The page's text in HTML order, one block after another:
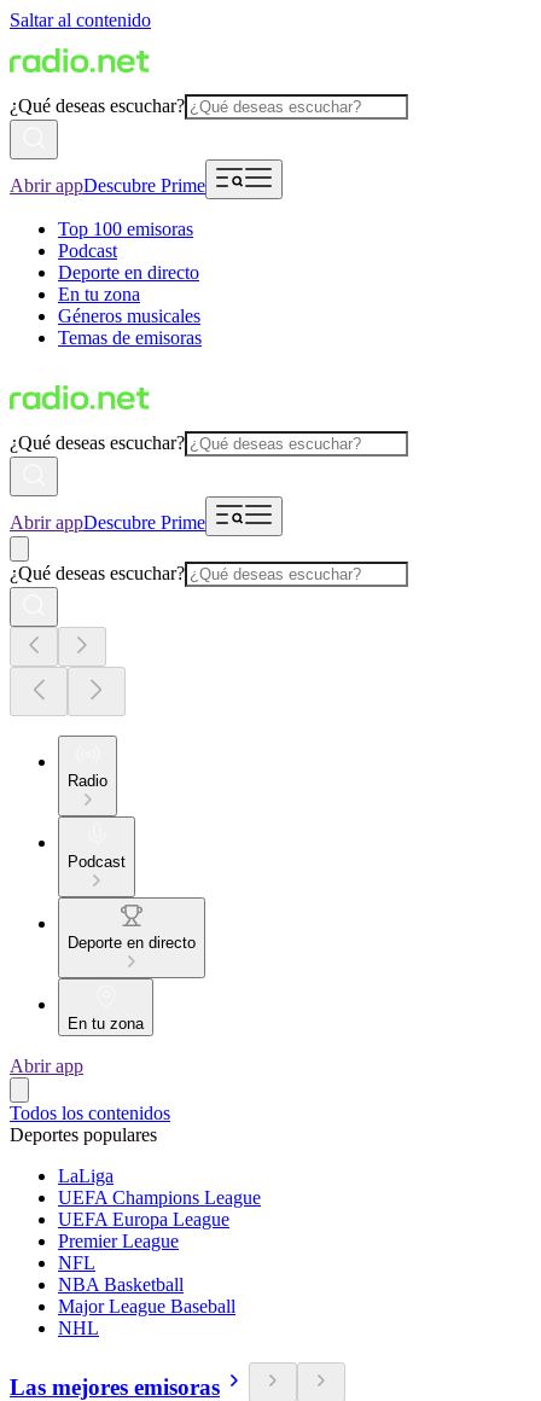
Saltar al contenido
¿Qué deseas escuchar?
Abrir appDescubre Prime
Top 100 emisoras
Podcast
Deporte en directo
En tu zona
Géneros musicales
Temas de emisoras
¿Qué deseas escuchar?
Abrir appDescubre Prime
¿Qué deseas escuchar?
Radio
Podcast
Deporte en directo
En tu zona
Abrir app
Todos los contenidos
Deportes populares
LaLiga
UEFA Champions League
UEFA Europa League
Premier League
NFL
NBA Basketball
Major League Baseball
NHL
Las mejores emisoras